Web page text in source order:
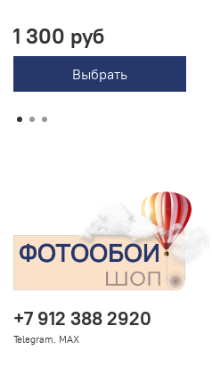
1 300 руб
Выбрать
+7 912 388 2920
Telegram. MAX